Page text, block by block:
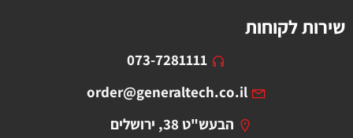
שירות לקוחות
073-7281111
order@generaltech.co.il
הבעש"ט 38, ירושלים